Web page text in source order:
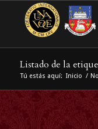
Listado de la
Tú estás aquí: Inicio /